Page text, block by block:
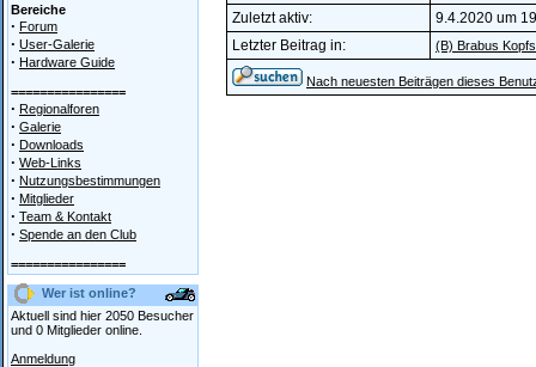
Bereiche
· Forum
· User-Galerie
· Hardware Guide
================
· Regionalforen
· Galerie
· Downloads
· Web-Links
· Nutzungsbestimmungen
· Mitglieder
· Team & Kontakt
· Spende an den Club
================
Wer ist online?
Aktuell sind hier 2050 Besucher
und 0 Mitglieder online.
Anmeldung
Zuletzt aktiv:
9.4.2020 um
Letzter Beitrag in:
(B) Brabus
Nach neuesten Beiträgen dieses